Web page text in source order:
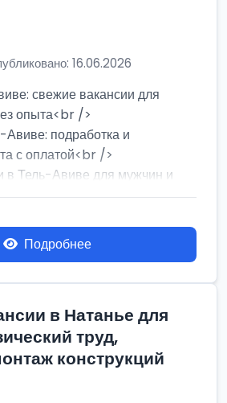
16.06.2026
свежие вакансии для
опыта<br />
Авиве: подработка и
с оплатой<br />
в Тель-Авиве для мужчин и
Подробнее
в Натанье для
труд,
конструкций